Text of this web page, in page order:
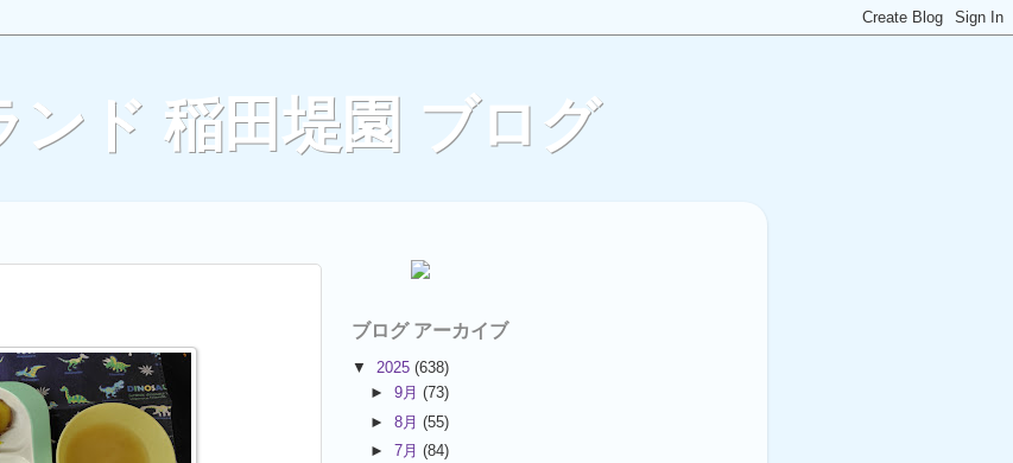
ンド 稲田堤園 ブログ
ブログ アーカイブ
▼ 2025 (638)
►9月(73)
►8月(55)
►7月(84)